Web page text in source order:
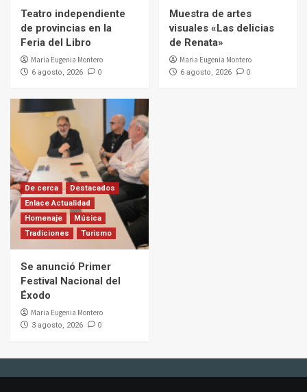
Teatro independiente
de provincias en la
Feria del Libro
Maria Eugenia Montero
6 agosto, 2026 0
Muestra de artes
visuales «Las delicias
de Renata»
Maria Eugenia Montero
6 agosto, 2026 0
De cerca
Destacados
Enlace Actualidad
Homenaje
Música
Tradiciones
Turismo
Se anunció Primer
Festival Nacional del
Éxodo
Maria Eugenia Montero
3 agosto, 2026 0